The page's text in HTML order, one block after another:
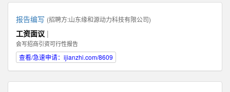
报告编写 (招聘方:山东缘和源动力科技有限公司)
工资面议 |
会写招商引资可行性报告
查看/急速申请：ijianzhi.com/8609